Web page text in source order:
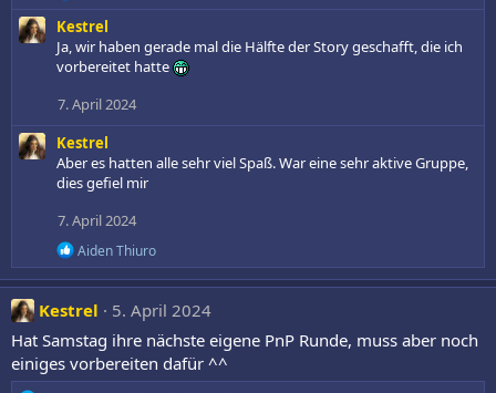
n
e
n
e
a
k
t
o
n
e
n
:
Kestrel
Ja, wir haben gerade mal die Hälfte der Story geschafft, die ich
vorbereitet hatte
7. April 2024
Kestrel
Aber es hatten alle sehr viel Spaß. War eine sehr aktive Gruppe,
dies gefiel mir
7. April 2024
R
e
a
t
i
n
Aiden Thiuro
Kestrel
5. April 2024
Hat Samstag ihre nächste eigene PnP Runde, muss aber noch
einiges vorbereiten dafür ^^